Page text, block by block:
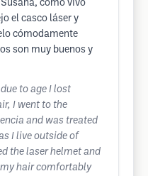
como vivo
el casco láser y
cómodamente
son muy buenos y
to age I lost
I went to the
and was treated
I live outside of
the laser helmet and
hair comfortably